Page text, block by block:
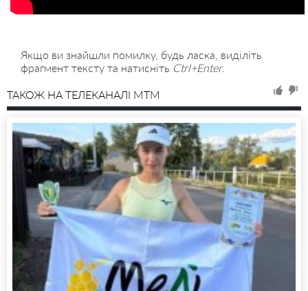
Якщо ви знайшли помилку, будь ласка, виділіть
фрагмент тексту та натисніть Ctrl+Enter.
ТАКОЖ НА ТЕЛЕКАНАЛІ MTM